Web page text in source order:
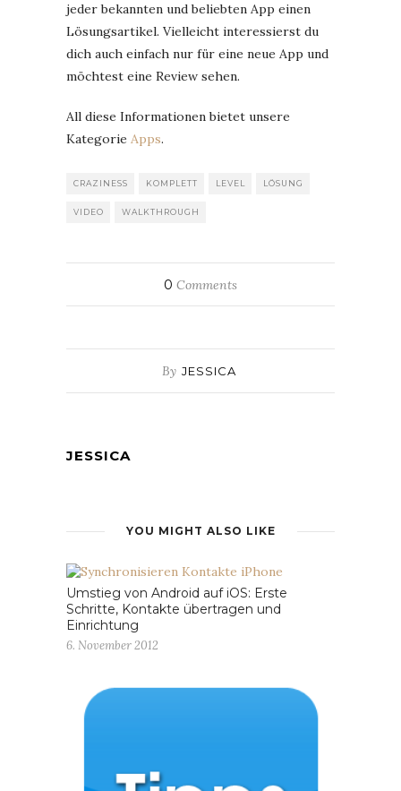
jeder bekannten und beliebten App einen
Lösungsartikel. Vielleicht interessierst du
dich auch einfach nur für eine neue App und
möchtest eine Review sehen.
All diese Informationen bietet unsere
Kategorie Apps.
CRAZINESS KOMPLETT LEVEL LÖSUNG
VIDEO WALKTHROUGH
0 Comments
By JESSICA
JESSICA
YOU MIGHT ALSO LIKE
Umstieg von Android auf iOS: Erste
Schritte, Kontakte übertragen und
Einrichtung
6. November 2012